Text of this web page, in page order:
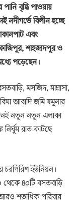
বৃদ্ধি পাওয়ায়
নদীগর্ভে বিলীন হচ্ছে
এবং
শাহজাদপুর ও
পড়েছেন।
মসজিদ, মাদ্রাসা,
আবাদি জমি যমুনার
নতুন নতুন এলাকা
রাত কাটছে
চরগিরিশ ইউনিয়ন।
থেকে ৪০টি বসতবাড়ি
আরও শতাধিক পরিবার